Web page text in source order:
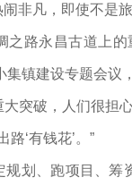
凡，即使不是旅
永昌古道上的
镇建设专题会议
破，人们很担心
路‘有钱花’。”
、跑项目、筹